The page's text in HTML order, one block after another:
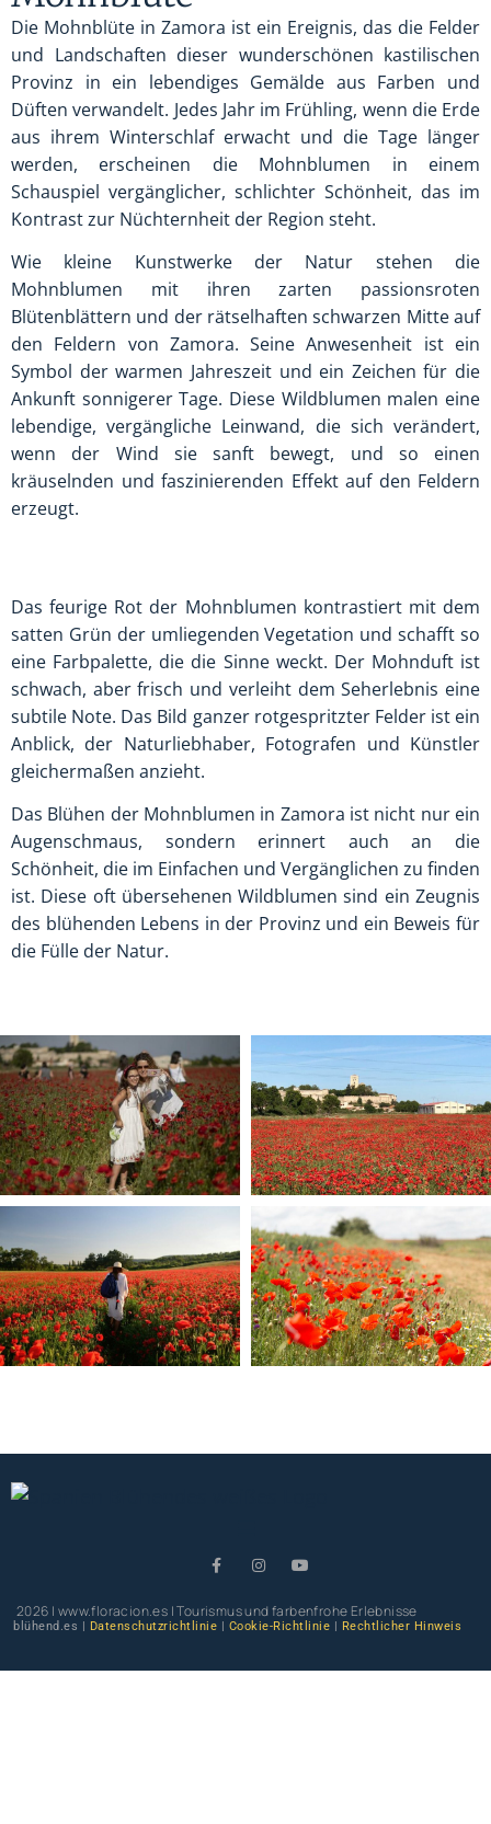
Die Mohnblüte in Zamora ist ein Ereignis, das die Felder
und Landschaften dieser wunderschönen kastilischen
Provinz in ein lebendiges Gemälde aus Farben und
Düften verwandelt. Jedes Jahr im Frühling, wenn die Erde
aus ihrem Winterschlaf erwacht und die Tage länger
werden, erscheinen die Mohnblumen in einem
Schauspiel vergänglicher, schlichter Schönheit, das im
Kontrast zur Nüchternheit der Region steht.
Wie kleine Kunstwerke der Natur stehen die
Mohnblumen mit ihren zarten passionsroten
Blütenblättern und der rätselhaften schwarzen Mitte auf
den Feldern von Zamora. Seine Anwesenheit ist ein
Symbol der warmen Jahreszeit und ein Zeichen für die
Ankunft sonnigerer Tage. Diese Wildblumen malen eine
lebendige, vergängliche Leinwand, die sich verändert,
wenn der Wind sie sanft bewegt, und so einen
kräuselnden und faszinierenden Effekt auf den Feldern
erzeugt.
Das feurige Rot der Mohnblumen kontrastiert mit dem
satten Grün der umliegenden Vegetation und schafft so
eine Farbpalette, die die Sinne weckt. Der Mohnduft ist
schwach, aber frisch und verleiht dem Seherlebnis eine
subtile Note. Das Bild ganzer rotgespritzter Felder ist ein
Anblick, der Naturliebhaber, Fotografen und Künstler
gleichermaßen anzieht.
Das Blühen der Mohnblumen in Zamora ist nicht nur ein
Augenschmaus, sondern erinnert auch an die
Schönheit, die im Einfachen und Vergänglichen zu finden
ist. Diese oft übersehenen Wildblumen sind ein Zeugnis
des blühenden Lebens in der Provinz und ein Beweis für
die Fülle der Natur.
2026 | www.floracion.es | Tourismus und farbenfrohe Erlebnisse
blühend.es | Datenschutzrichtlinie | Cookie-Richtlinie | Rechtlicher Hinweis